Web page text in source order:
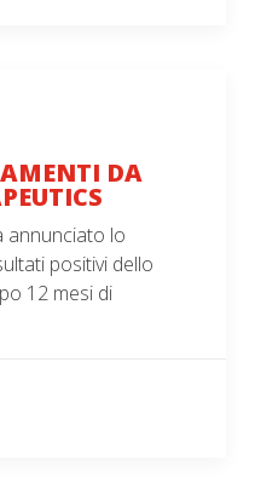
DA
annunciato lo
positivi dello
12 mesi di